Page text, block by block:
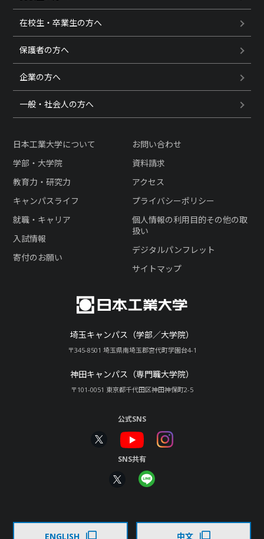
在校生・卒業生の方へ
保護者の方へ
企業の方へ
一般・社会人の方へ
埼玉キャンパス（学部／大学院）
〒345-8501 埼玉県南埼玉郡宮代町学園台4-1
神田キャンパス（専門職大学院）
〒101-0051 東京都千代田区神田神保町2-5
日本工業大学について
学部・大学院
教育力・研究力
キャンパスライフ
就職・キャリア
入試情報
寄付のお願い
お問い合わせ
資料請求
アクセス
プライバシーポリシー
個人情報の利用目的その他の取
扱い
デジタルパンフレット
サイトマップ
公式SNS
SNS共有
ENGLISH 中文